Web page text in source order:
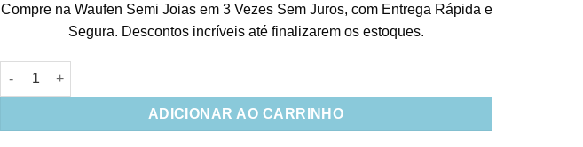
Compre na Waufen Semi Joias em 3 Vezes Sem Juros, com Entrega Rápida e
Segura. Descontos incríveis até finalizarem os estoques.
Argola Media De Cravação Inglesa Colorida Prata 925 Rose quantidade
ADICIONAR AO CARRINHO